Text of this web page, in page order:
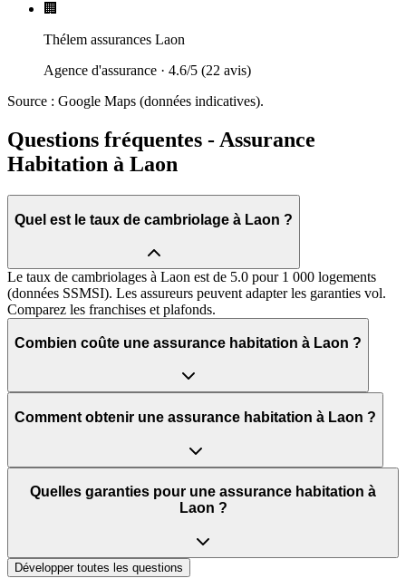
🏢
Thélem assurances Laon
Agence d'assurance · 4.6/5 (22 avis)
Source : Google Maps (données indicatives).
Questions fréquentes - Assurance
Habitation à Laon
Quel est le taux de cambriolage à Laon ?
Le taux de cambriolages à Laon est de 5.0 pour 1 000 logements
(données SSMSI). Les assureurs peuvent adapter les garanties vol.
Comparez les franchises et plafonds.
Combien coûte une assurance habitation à Laon ?
Comment obtenir une assurance habitation à Laon ?
Quelles garanties pour une assurance habitation à
Laon ?
Développer toutes les questions